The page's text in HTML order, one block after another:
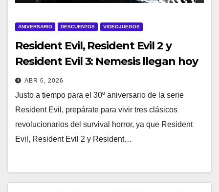
ANIVERSARIO DESCUENTOS VIDEOJUEGOS
Resident Evil, Resident Evil 2 y
Resident Evil 3: Nemesis llegan hoy
a Steam
ABR 6, 2026
Justo a tiempo para el 30º aniversario de la serie
Resident Evil, prepárate para vivir tres clásicos
revolucionarios del survival horror, ya que Resident
Evil, Resident Evil 2 y Resident…